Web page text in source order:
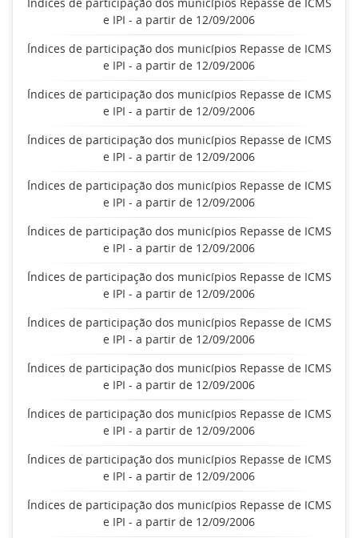
e IPI - a partir de 12/09/2006
Índices de participação dos municípios Repasse de ICMS
e IPI - a partir de 12/09/2006
Índices de participação dos municípios Repasse de ICMS
e IPI - a partir de 12/09/2006
Índices de participação dos municípios Repasse de ICMS
e IPI - a partir de 12/09/2006
Índices de participação dos municípios Repasse de ICMS
e IPI - a partir de 12/09/2006
Índices de participação dos municípios Repasse de ICMS
e IPI - a partir de 12/09/2006
Índices de participação dos municípios Repasse de ICMS
e IPI - a partir de 12/09/2006
Índices de participação dos municípios Repasse de ICMS
e IPI - a partir de 12/09/2006
Índices de participação dos municípios Repasse de ICMS
e IPI - a partir de 12/09/2006
Índices de participação dos municípios Repasse de ICMS
e IPI - a partir de 12/09/2006
Índices de participação dos municípios Repasse de ICMS
e IPI - a partir de 12/09/2006
Índices de participação dos municípios Repasse de ICMS
e IPI - a partir de 12/09/2006